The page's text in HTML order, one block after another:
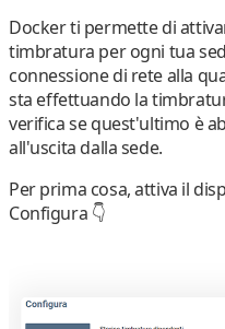
Docker ti permette di
timbratura per ogni tua
connessione di retealla
sta effettuando la
verifica se quest'ultimo è
all'uscita dalla sede.
Per prima cosa, attiva il
Configura 👇